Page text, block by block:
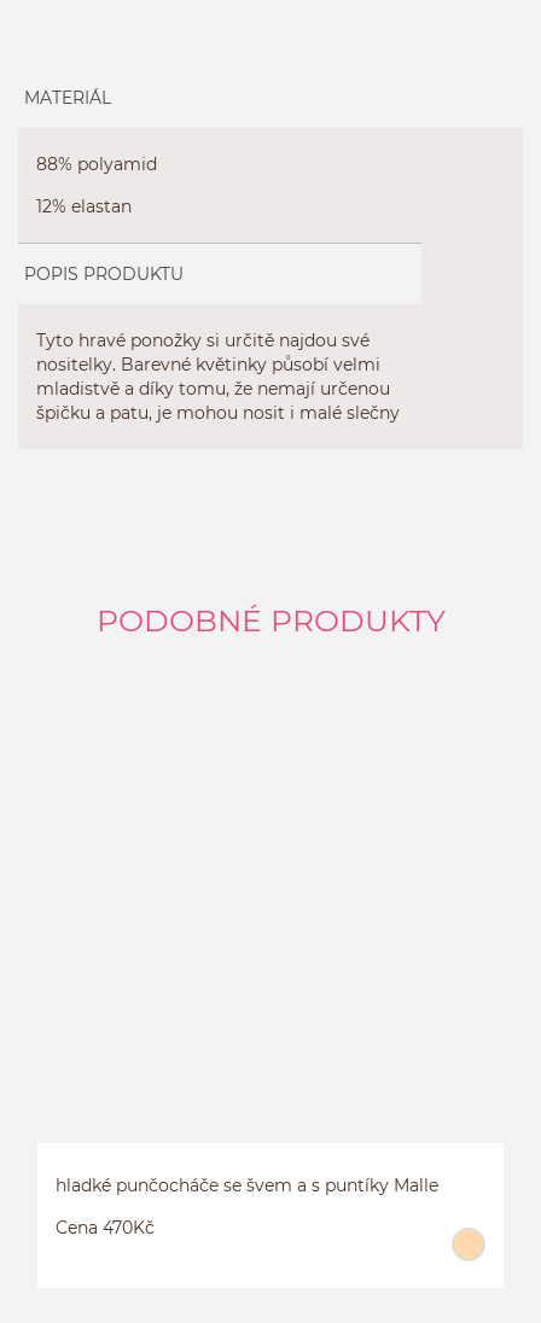
MATERIÁL
88% polyamid
12% elastan
POPIS PRODUKTU
Tyto hravé ponožky si určitě najdou své
nositelky. Barevné květinky působí velmi
mladistvě a díky tomu, že nemají určenou
špičku a patu, je mohou nosit i malé slečny
PODOBNÉ PRODUKTY
hladké punčocháče se švem a s puntíky Malle
Cena 470Kč